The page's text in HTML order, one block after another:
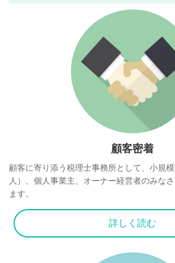
顧客密着
顧客に寄り添う税理⼠事務所として、⼩規
⼈）、個⼈事業主、オーナー経営者のみな
ます。
詳しく読む